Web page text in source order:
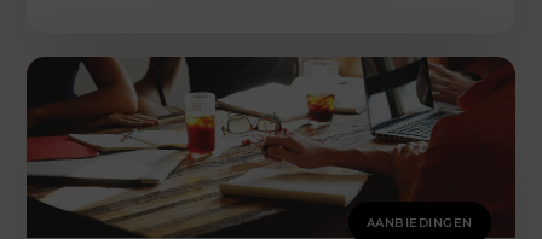
AANBIEDINGEN